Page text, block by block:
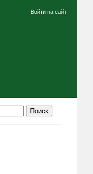
Войти на сайт